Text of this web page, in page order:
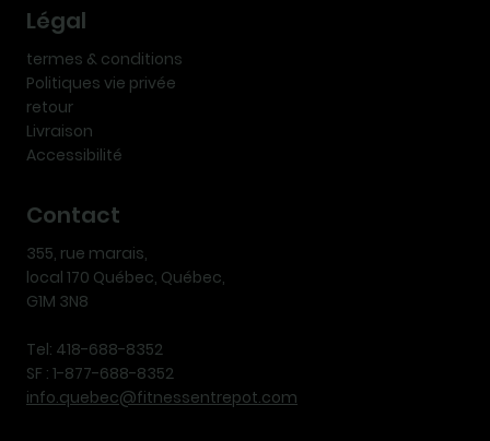
Légal
termes & conditions
Politiques vie privée
retour
Livraison
Accessibilité
Contact
355, rue marais,
local 170 Québec, Québec,
G1M 3N8
Tel: 418-688-8352
SF : 1-877-688-8352
info.quebec@fitnessentrepot.com